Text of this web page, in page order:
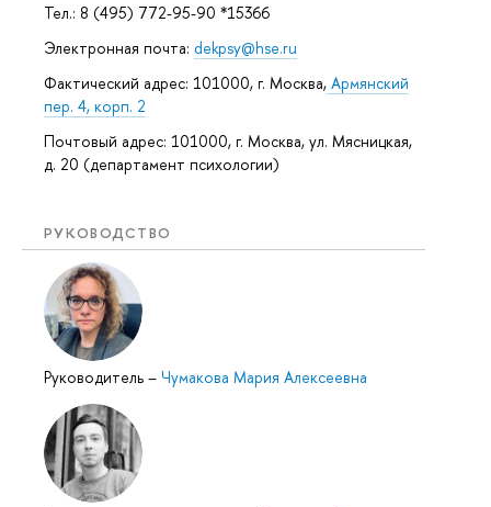
Тел.: 8 (495) 772-95-90 *15366
Электронная почта: dekpsy@hse.ru
Фактический адрес: 101000, г. Москва, Армянский
пер. 4, корп. 2
Почтовый адрес: 101000, г. Москва, ул. Мясницкая,
д. 20 (департамент психологии)
РУКОВОДСТВО
Руководитель – Чумакова Мария Алексеевна